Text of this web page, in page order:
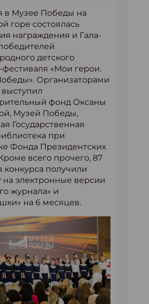
в Музее Победы на
горе состоялась
награждения и Гала-
детского
фестиваля «Мои герои.
Организаторами
выступил
фонд Оксаны
Музей Победы,
Государственная
при
Фонда Президентских
всего прочего, 87
конкурса получили
на электронные версии
журнала» и
на 6 месяцев.